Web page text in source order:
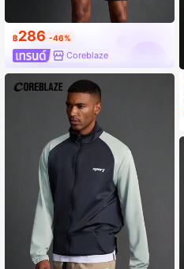
฿286 -46%
Coreblaze